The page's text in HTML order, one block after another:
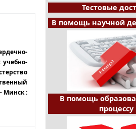
Минск :
Тестовые
В помощь научной
В помощь
процессу